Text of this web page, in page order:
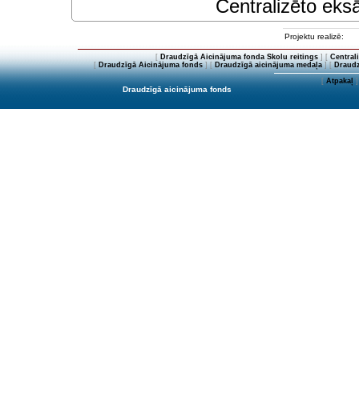
Centralizēto
Projektu realizē:
[ Draudzīgā Aicinājuma fonda Skolu reitings] [
[Draudzīgā Aicinājuma fonds] [Draudzīgā aicinājuma medaļa] [
[Atpakaļ]
Draudzīgā aicinājuma fonds